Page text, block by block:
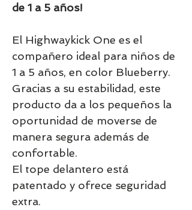
de 1 a 5 años!
El Highwaykick One es el
compañero ideal para niños de
1 a 5 años, en color Blueberry.
Gracias a su estabilidad, este
producto da a los pequeños la
oportunidad de moverse de
manera segura además de
confortable.
El tope delantero está
patentado y ofrece seguridad
extra.